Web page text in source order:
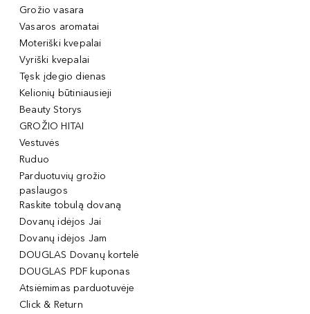
Grožio vasara
Vasaros aromatai
Moteriški kvepalai
Vyriški kvepalai
Tęsk įdegio dienas
Kelionių būtiniausieji
Beauty Storys
GROŽIO HITAI
Vestuvės
Ruduo
Parduotuvių grožio
paslaugos
Raskite tobulą dovaną
Dovanų idėjos Jai
Dovanų idėjos Jam
DOUGLAS Dovanų kortelė
DOUGLAS PDF kuponas
Atsiėmimas parduotuvėje
Click & Return